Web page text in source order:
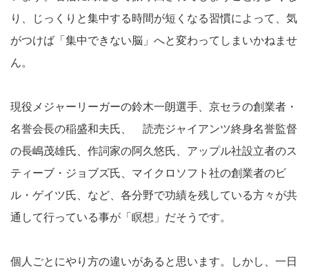
り、じっくりと集中する時間が短くなる習慣によって、気
がつけば「集中できない脳」へと変わってしまいかねませ
ん。
現役メジャーリーガーの鈴木一朗選手、京セラの創業者・
名誉会長の稲盛和夫氏、 読売ジャイアンツ終身名誉監督
の長嶋茂雄氏、作詞家の阿久悠氏、アップル社設立者のス
ティーブ・ジョブズ氏、マイクロソフト社の創業者のビ
ル・ゲイツ氏、など、各分野で功績を残している方々が共
通して行っている事が「瞑想」だそうです。
個人ごとにやり方の違いがあると思います。しかし、一日